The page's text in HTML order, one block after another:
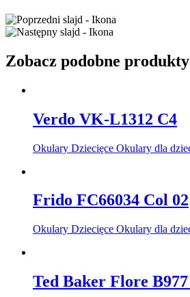
Zobacz podobne produkty
Verdo VK-L1312 C4
Okulary Dziecięce Okulary dla
Frido FC66034 Col 02
Okulary Dziecięce Okulary dla
Ted Baker Flore B977